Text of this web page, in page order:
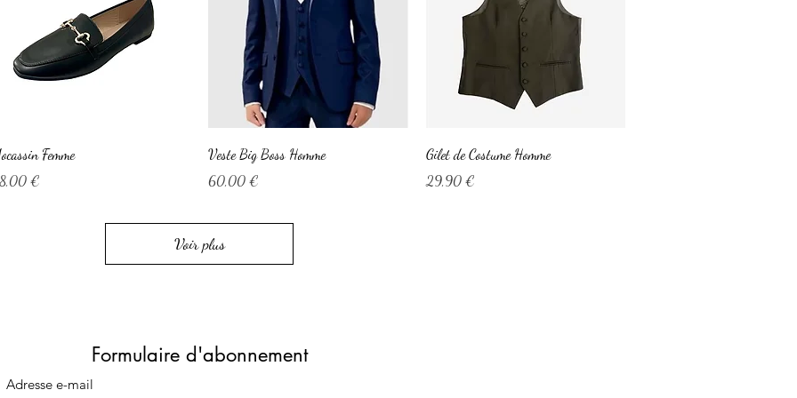
Femme
€
Aperçu rapide
Veste Big Boss Homme
Prix
60,00 €
Aperçu rapide
Gilet de Costume Homme
Prix
29,90 €
Voir plus
Formulaire d'abonnement